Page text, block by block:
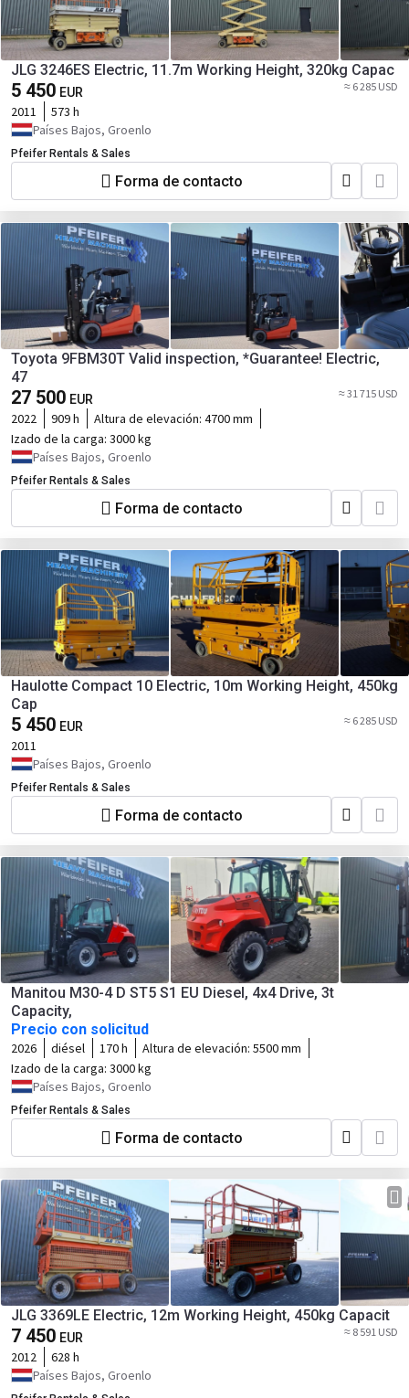
JLG 3246ES Electric, 11.7m Working Height, 320kg Capac
5 450 EUR ≈ 6 285 USD
2011
573 h
Países Bajos, Groenlo
Pfeifer Rentals & Sales
Forma de contacto
Toyota 9FBM30T Valid inspection, *Guarantee! Electric,
47
27 500 EUR ≈ 31 715 USD
2022 909 h Altura de elevación: 4700 mm
Izado de la carga: 3000 kg
Países Bajos, Groenlo
Pfeifer Rentals & Sales
Forma de contacto
Haulotte Compact 10 Electric, 10m Working Height, 450kg
Cap
5 450 EUR ≈ 6 285 USD
2011
Países Bajos, Groenlo
Pfeifer Rentals & Sales
Forma de contacto
Manitou M30-4 D ST5 S1 EU Diesel, 4x4 Drive, 3t
Capacity,
Precio con solicitud
2026 diésel 170 h Altura de elevación: 5500 mm
Izado de la carga: 3000 kg
Países Bajos, Groenlo
Pfeifer Rentals & Sales
Forma de contacto
JLG 3369LE Electric, 12m Working Height, 450kg Capacit
7 450 EUR ≈ 8 591 USD
2012
628 h
Países Bajos, Groenlo